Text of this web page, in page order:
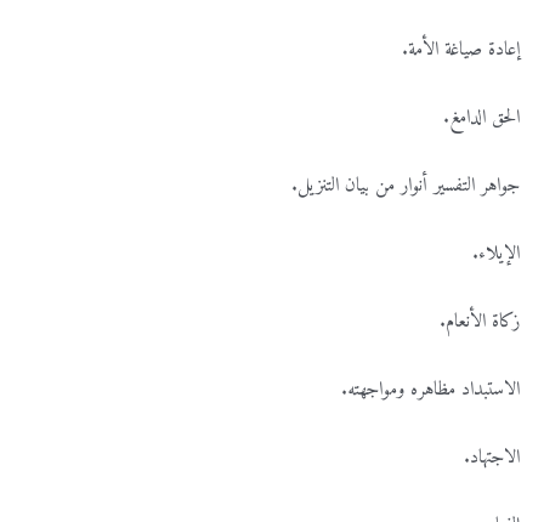
إعادة صياغة الأمة.
الحق الدامغ.
جواهر التفسير أنوار من بيان التنزيل.
الإيلاء.
زكاة الأنعام.
الاستبداد مظاهره ومواجهته.
الاجتهاد.